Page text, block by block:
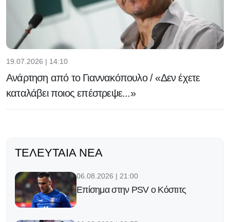
19.07.2026 | 14:10
Ανάρτηση από το Γιαννακόπουλο / «Δεν έχετε
καταλάβει ποιος επέστρεψε...»
ΤΕΛΕΥΤΑΊΑ ΝΈΑ
06.08.2026 | 21:00
Επίσημα στην PSV ο Κόστιτς